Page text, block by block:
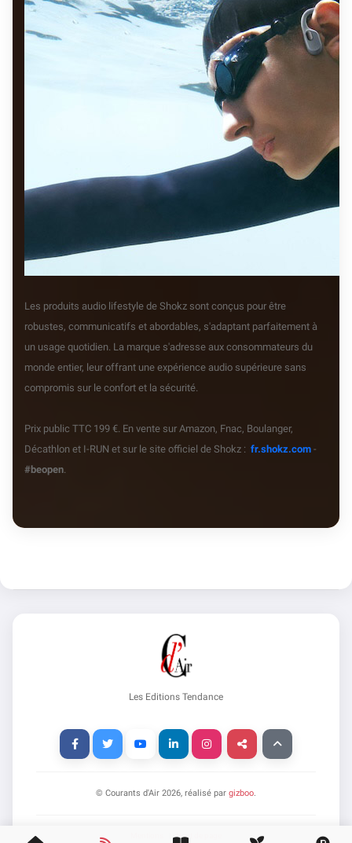
Les produits audio lifestyle de Shokz sont conçus pour être
robustes, communicatifs et abordables, s'adaptant parfaitement à
un usage quotidien. La marque s'adresse aux consommateurs du
monde entier, leur offrant une expérience audio supérieure sans
compromis sur le confort et la sécurité.
Prix public TTC 199 €. En vente sur Amazon, Fnac, Boulanger,
Décathlon et I-RUN et sur le site officiel de Shokz : fr.shokz.com -
#beopen.
Les Editions Tendance
© Courants d'Air 2026, réalisé par gizboo.
Haut de page